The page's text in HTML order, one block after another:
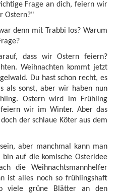
Frage an dich, feiern wir
Ostern?"
denn mit Trabbi los? Warum
dass wir Ostern feiern?
Weihnachten kommt jetzt
Du hast schon recht, es
als sonst, aber wir haben nun
Ostern wird im Frühling
wir im Winter. Aber das
der schlaue Köter aus dem
aber manchmal kann man
auf die komische Osteridee
die Weihnachtsmannhelfer
ist alles noch so frühlingshaft
viele grüne Blätter an den